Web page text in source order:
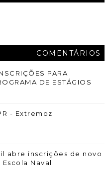
COMENTÁRIOS
PARA
DE ESTÁGIOS
- Extremoz
abre inscrições de novo
Naval